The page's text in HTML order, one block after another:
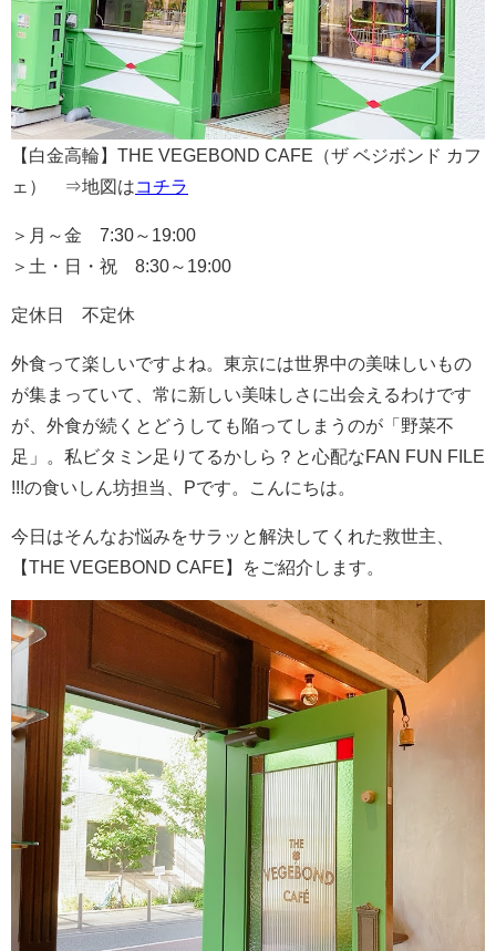
【白金高輪】THE VEGEBOND CAFE（ザ ベジボンド カフ
ェ） ⇒地図はコチラ
＞月～金 7:30～19:00
＞土・日・祝 8:30～19:00
定休日 不定休
外食って楽しいですよね。東京には世界中の美味しいもの
が集まっていて、常に新しい美味しさに出会えるわけです
が、外食が続くとどうしても陥ってしまうのが「野菜不
足」。私ビタミン足りてるかしら？と心配なFAN FUN FILE
!!!の食いしん坊担当、Pです。こんにちは。
今日はそんなお悩みをサラッと解決してくれた救世主、
【THE VEGEBOND CAFE】をご紹介します。